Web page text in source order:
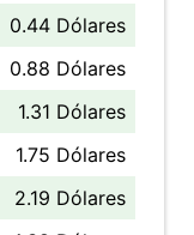
0.44 Dólares
0.88 Dólares
1.31 Dólares
1.75 Dólares
2.19 Dólares